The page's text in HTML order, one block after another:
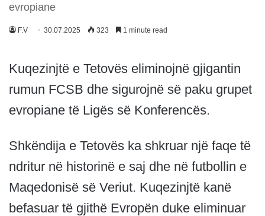
evropiane
F.V 30.07.2025 323 1 minute read
Kuqezinjtë e Tetovës eliminojnë gjigantin
rumun FCSB dhe sigurojnë së paku grupet
evropiane të Ligës së Konferencës.
Shkëndija e Tetovës ka shkruar një faqe të
ndritur në historinë e saj dhe në futbollin e
Maqedonisë së Veriut. Kuqezinjtë kanë
befasuar të gjithë Evropën duke eliminuar